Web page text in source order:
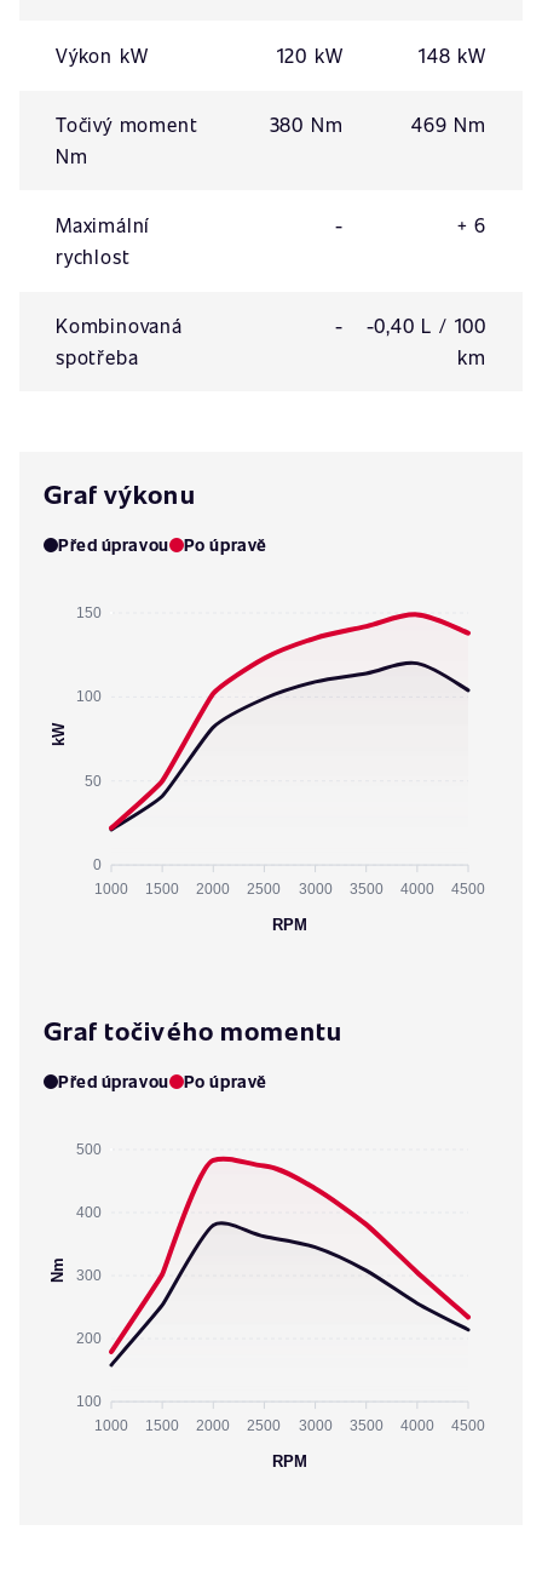
Výkon kW 120 kW 148 kW
Točivý moment
Nm
380 Nm 469 Nm
Maximální
rychlost
- + 6
Kombinovaná
spotřeba
-
-0,40 L / 100
km
Graf výkonu
Před úpravou Po úpravě
150
100
50
0
kW
1000 1500 2000 2500 3000 3500 4000 4500
RPM
Graf točivého momentu
Před úpravou Po úpravě
500
400
300
200
100
Nm
1000 1500 2000 2500 3000 3500 4000 4500
RPM